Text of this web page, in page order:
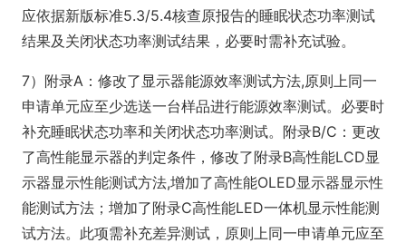
应依据新版标准5.3/5.4核查原报告的睡眠状态功率测试
结果及关闭状态功率测试结果，必要时需补充试验。
7）附录A：修改了显示器能源效率测试方法,原则上同一
申请单元应至少选送一台样品进行能源效率测试。必要时
补充睡眠状态功率和关闭状态功率测试。附录B/C：更改
了高性能显示器的判定条件，修改了附录B高性能LCD显
示器显示性能测试方法,增加了高性能OLED显示器显示性
能测试方法；增加了附录C高性能LED一体机显示性能测
试方法。此项需补充差异测试，原则上同一申请单元应至